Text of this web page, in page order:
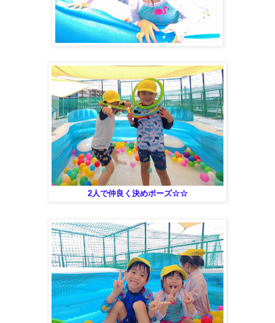
2人で仲良く決めポーズ☆☆